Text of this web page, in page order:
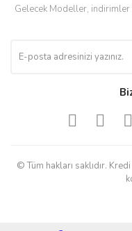
Gelecek Modeller,
© Tüm hakları saklıdır.